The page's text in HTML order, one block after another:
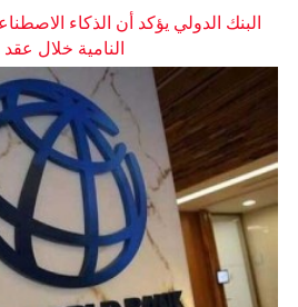
البنك الدولي يؤكد أن الذكاء
النامية خلال